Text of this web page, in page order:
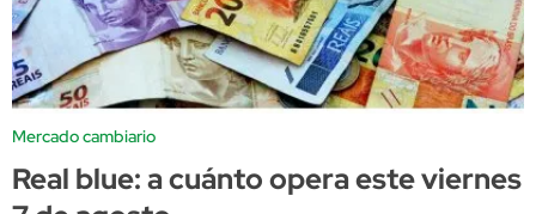
Mercado cambiario
Real blue: a cuánto opera este viernes